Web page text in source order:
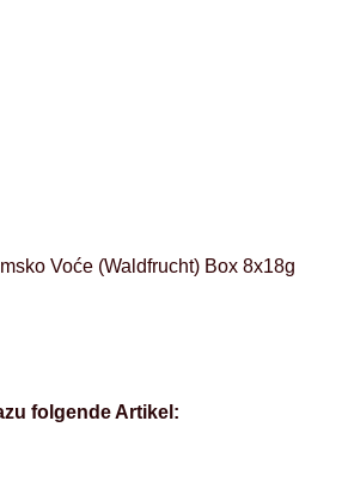
Voće (Waldfrucht) Box 8x18g
folgende Artikel: